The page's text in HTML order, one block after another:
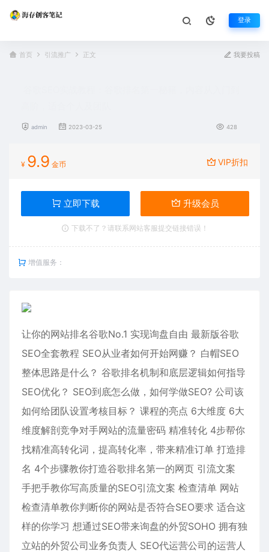
登录
首页 引流推广 正文 我要投稿
admin 2023-03-25 428
¥ 9.9 金币 VIP折扣
立即下载 升级会员
下载不了？请联系网站客服提交链接错误！
增值服务：
让你的网站排名谷歌No.1 实现询盘自由 最新版谷歌
SEO全套教程 SEO从业者如何开始网赚？ 白帽SEO
整体思路是什么？ 谷歌排名机制和底层逻辑如何指导
SEO优化？ SEO到底怎么做，如何学做SEO? 公司该
如何给团队设置考核目标？ 课程的亮点 6大维度 6大
维度解剖竞争对手网站的流量密码 精准转化 4步帮你
找精准高转化词，提高转化率，带来精准订单 打造排
名 4个步骤教你打造谷歌排名第一的网页 引流文案
手把手教你写高质量的SEO引流文案 检查清单 网站
检查清单教你判断你的网站是否符合SEO要求 适合这
样的你学习 想通过SEO带来询盘的外贸SOHO 拥有独
立站的外贸公司业务负责人 SEO代运营公司的运营人